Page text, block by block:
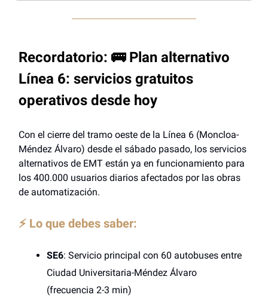
Recordatorio: 🚌 Plan alternativo
Línea 6: servicios gratuitos
operativos desde hoy
Con el cierre del tramo oeste de la Línea 6 (Moncloa-
Méndez Álvaro) desde el sábado pasado, los servicios
alternativos de EMT están ya en funcionamiento para
los 400.000 usuarios diarios afectados por las obras
de automatización.
⚡ Lo que debes saber:
SE6: Servicio principal con 60 autobuses entre
Ciudad Universitaria-Méndez Álvaro
(frecuencia 2-3 min)